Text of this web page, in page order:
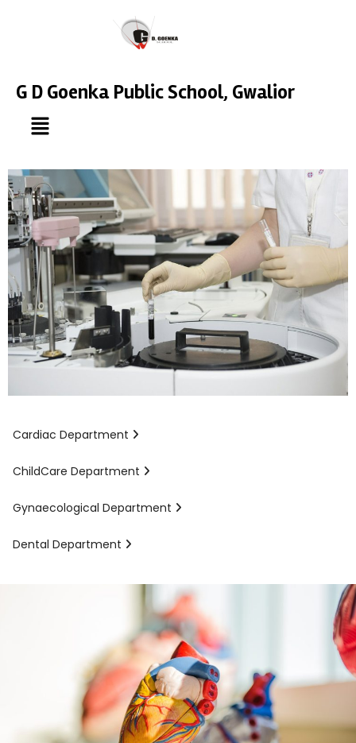
G D Goenka Public School, Gwalior
Cardiac Department
ChildCare Department
Gynaecological Department
Dental Department